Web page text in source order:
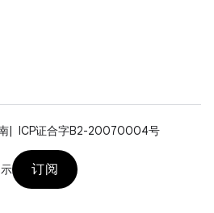
ICP证合字B2-20070004号
订阅